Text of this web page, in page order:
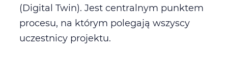
(Digital Twin). Jest centralnym punktem
procesu, na którym polegają wszyscy
uczestnicy projektu.